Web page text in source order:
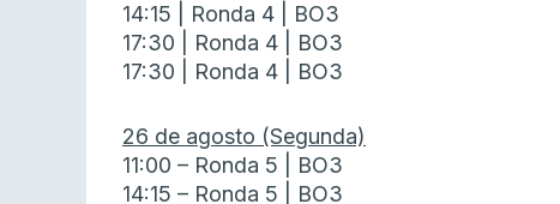
14:15 | Ronda 4 | BO3
17:30 | Ronda 4 | BO3
17:30 | Ronda 4 | BO3
26 de agosto (Segunda)
11:00 – Ronda 5 | BO3
14:15 – Ronda 5 | BO3